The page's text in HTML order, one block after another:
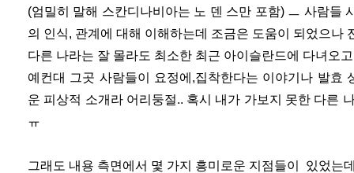
(엄밀히 말해 스칸디나비아는 노 덴 스만 포함) ㅡ 사람들
의 인식, 관계에 대해 이해하는데 조금은 도움이 되었으나
다른 나라는 잘 몰라도 최소한 최근 아이슬란드에 다녀오
예컨대 그곳 사람들이 요정에,집착한다는 이야기나 발효
운 피상적 소개라 어리둥절.. 혹시 내가 가보지 못한 다른
ㅠ
그래도 내용 측면에서 몇 가지 흥미로운 지점들이 있었는